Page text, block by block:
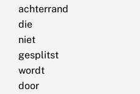
achterrand
die
niet
gesplitst
wordt
door